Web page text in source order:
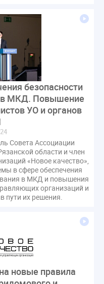
ИПУ
Кейс
Суд
М.Геллер
ПМЭФ-2024
ОДИ
диагностика
Рейтинг
собственников
Статья
проверки
безопасности
в МКД. Повышение
УО и органов
Совета Ассоциации
области и член
«Новое качество»,
в сфере обеспечения
в МКД и повышения
организаций и
пути их решения.
новые правила